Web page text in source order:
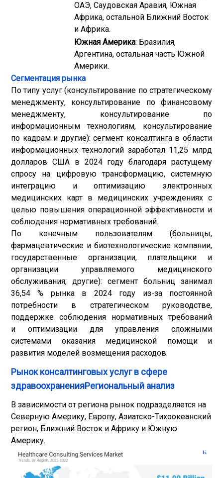
ОАЭ, Саудовская Аравия, Южная
Африка, остальной Ближний Восток
и Африка.
Южная Америка: Бразилия,
Аргентина, остальная часть Южной
Америки.
Сегментация рынка
По типу услуг (консультирование по стратегическому
менеджменту, консультирование по финансовому
менеджменту, консультирование по
информационным технологиям, консультирование
по кадрам и другие): сегмент консалтинга в области
информационных технологий заработал 11,25 млрд
долларов США в 2024 году благодаря растущему
спросу на цифровую трансформацию, системную
интеграцию и оптимизацию электронных
медицинских карт в медицинских учреждениях с
целью повышения операционной эффективности и
соблюдения нормативных требований.
По конечным пользователям (больницы,
фармацевтические и биотехнологические компании,
государственные организации, плательщики и
организации управляемого медицинского
обслуживания, другие): сегмент больниц занимал
36,54 % рынка в 2024 году из-за постоянной
потребности в стратегическом руководстве,
поддержке соблюдения нормативных требований
и оптимизации для управления сложными
системами оказания медицинской помощи и
развития моделей возмещения расходов.
Рынок консалтинговых услуг в сфере
здравоохраненияРегиональный анализ
В зависимости от региона рынок подразделяется на
Северную Америку, Европу, Азиатско-Тихоокеанский
регион, Ближний Восток и Африку и Южную
Америку.